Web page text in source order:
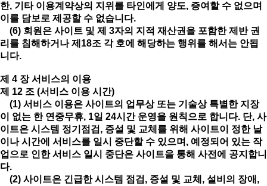
한, 기타 이용계약상의 지위를 타인에게 양도, 증여할 수 없으며
이를 담보로 제공할 수 없습니다.
(6) 회원은 사이트 및 제 3자의 지적 재산권을 포함한 제반 권
리를 침해하거나 제18조 각 호에 해당하는 행위를 해서는 안됩
니다.
제 4 장 서비스의 이용
제 12 조 (서비스 이용 시간)
(1) 서비스 이용은 사이트의 업무상 또는 기술상 특별한 지장
이 없는 한 연중무휴, 1일 24시간 운영을 원칙으로 합니다. 단, 사
이트은 시스템 정기점검, 증설 및 교체를 위해 사이트이 정한 날
이나 시간에 서비스를 일시 중단할 수 있으며, 예정되어 있는 작
업으로 인한 서비스 일시 중단은 사이트을 통해 사전에 공지합니
다.
(2) 사이트은 긴급한 시스템 점검, 증설 및 교체, 설비의 장애,